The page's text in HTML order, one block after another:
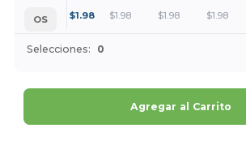
OS $1.98 $1.98 $1.98 $1.98
Selecciones: 0
Agregar al Carrito